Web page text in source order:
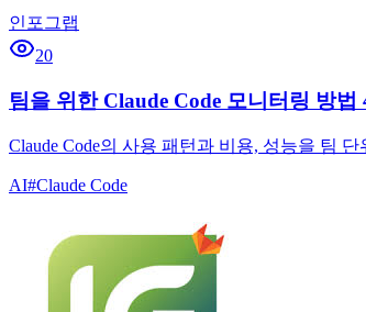
인포그랩
20
팀을 위한 Claude Code 모니터링 방법
Claude Code의 사용 패턴과 비용, 성능을 팀
AI#Claude Code